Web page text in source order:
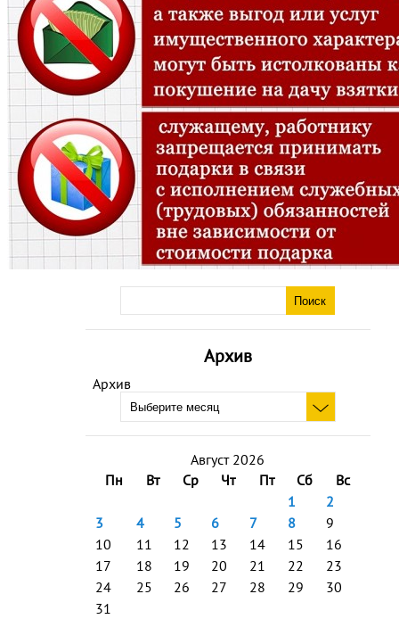
Архив
Архив
Август 2026
Пн
Вт Ср Чт Пт Сб
Вс
1
2
3
4 5 6 7 8
9
10
11 12 13 14 15
16
17
18 19 20 21 22
23
24
25 26 27 28 29
30
31